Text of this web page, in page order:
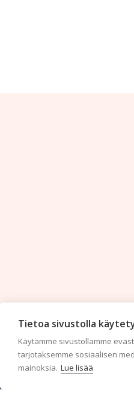
Tietoa sivustolla
Käytämme sivustollamme
tarjotaksemme sosiaalisen
mainoksia. Lue lisää